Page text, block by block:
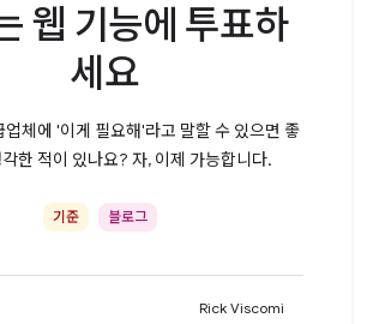
웹 기능에 투표하
세요
업체에 '이게 필요해'라고 말할 수 있으면 좋
한 적이 있나요? 자, 이제 가능합니다.
기준 블로그
Rick Viscomi